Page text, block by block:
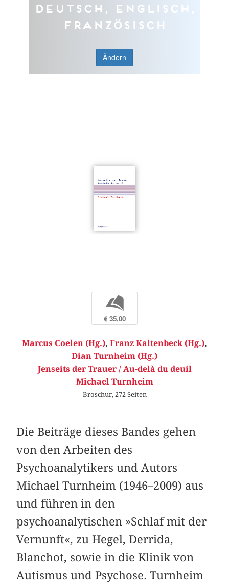
Deutsch, Englisch,
Französisch
Ändern
b
€ 35,00
Marcus Coelen (Hg.), Franz Kaltenbeck (Hg.),
Dian Turnheim (Hg.)
Jenseits der Trauer / Au-delà du deuil
Michael Turnheim
Broschur, 272 Seiten
Die Beiträge dieses Bandes gehen
von den Arbeiten des
Psychoanalytikers und Autors
Michael Turnheim (1946–2009) aus
und führen in den
psychoanalytischen »Schlaf mit der
Vernunft«, zu Hegel, Derrida,
Blanchot, sowie in die Klinik von
Autismus und Psychose. Turnheim